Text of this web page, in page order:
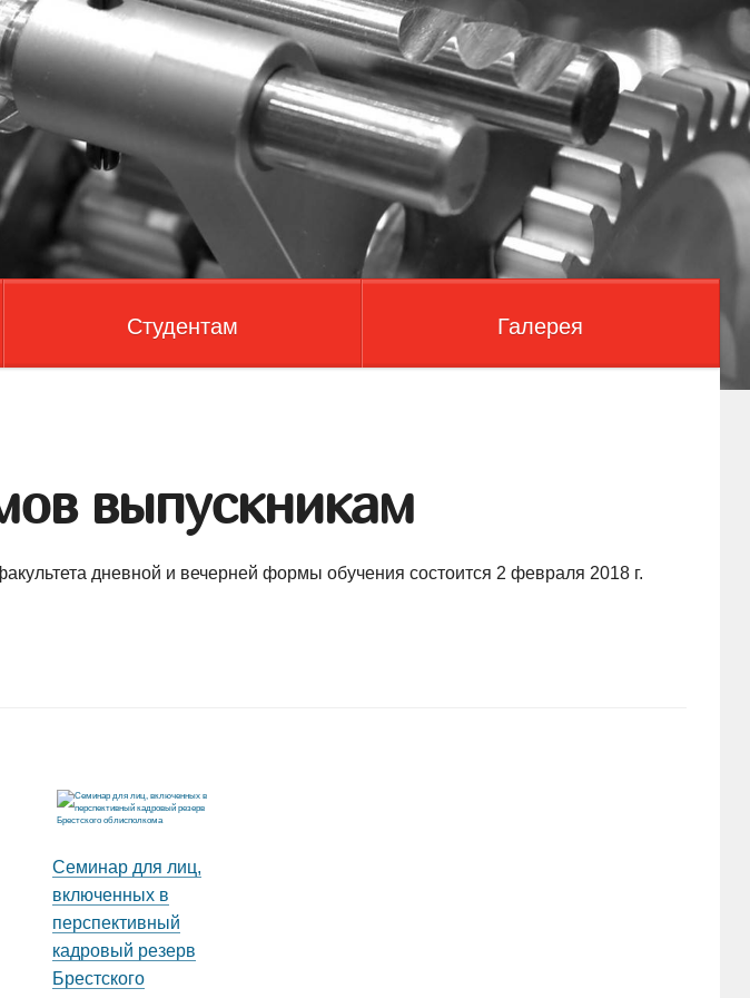
Студентам Галерея
выпускникам
дневной и вечерней формы обучения состоится 2 февраля 2018 г.
Семинар для лиц,
включенных в
перспективный
кадровый резерв
Брестского